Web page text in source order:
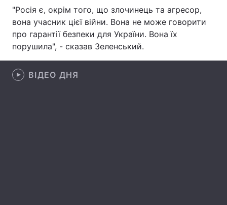
Інтерв'ю Думки
Архів Вакансії
Контакти
"Росія є, окрім того, що злочинець та агресор,
вона учасник цієї війни. Вона не може говорити
про гарантії безпеки для України. Вона їх
порушила", - сказав Зеленський.
ВІДЕО ДНЯ